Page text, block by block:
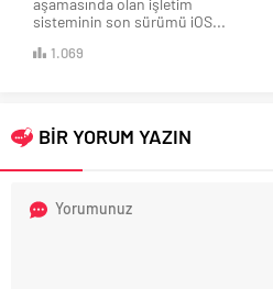
sisteminin son sürümü iOS...
1.069
BİR YORUM YAZIN